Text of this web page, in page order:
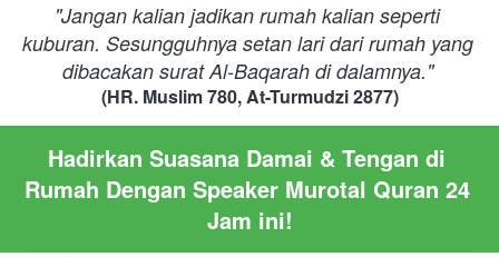
"Jangan kalian jadikan rumah kalian seperti
kuburan. Sesungguhnya setan lari dari rumah yang
dibacakan surat Al-Baqarah di dalamnya."
(HR. Muslim 780, At-Turmudzi 2877)
Hadirkan Suasana Damai & Tengan di
Rumah Dengan Speaker Murotal Quran 24
Jam ini!